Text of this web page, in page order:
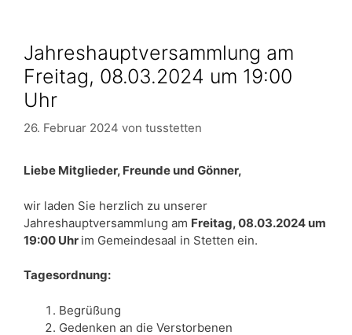
Jahreshauptversammlung am
Freitag, 08.03.2024 um 19:00
Uhr
26. Februar 2024 von tusstetten
Liebe Mitglieder, Freunde und Gönner,
wir laden Sie herzlich zu unserer
Jahreshauptversammlung am Freitag, 08.03.2024 um
19:00 Uhr im Gemeindesaal in Stetten ein.
Tagesordnung:
Begrüßung
Gedenken an die Verstorbenen